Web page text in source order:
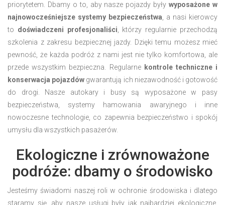
priorytetem. Dbamy o to, aby nasze pojazdy byływyposażone w
najnowocześniejsze systemy bezpieczeństwa, a nasi kierowcy
to doświadczeni profesjonaliści, którzy regularnie przechodzą
szkolenia z zakresu bezpiecznej jazdy. Dzięki temu możesz mieć
pewność, że każda podróż z nami jest nie tylko komfortowa, ale
przede wszystkim bezpieczna. Regularne kontrole techniczne i
konserwacja pojazdów gwarantują ich niezawodność i gotowość
do drogi. Nasze autokary i busy są wyposażone w pasy
bezpieczeństwa, systemy hamowania awaryjnego i inne
nowoczesne technologie, co zapewnia bezpieczeństwo i spokój
umysłu dla wszystkich pasażerów.
Ekologiczne i zrównoważone
podróże: dbamy o środowisko
Jesteśmy świadomi naszej roli w ochronie środowiska i dlatego
staramy się, aby nasze usługi były jak najbardziej ekologiczne.